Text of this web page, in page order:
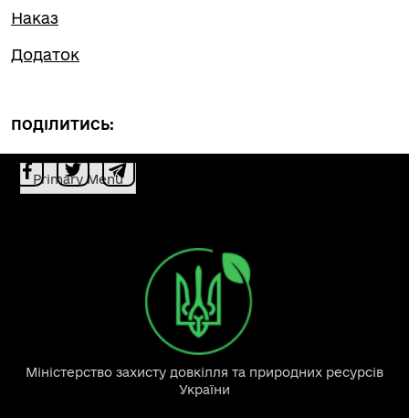
Наказ
Додаток
ПОДІЛИТИСЬ:
Primary Menu
Міністерство захисту довкілля та природних ресурсів
України